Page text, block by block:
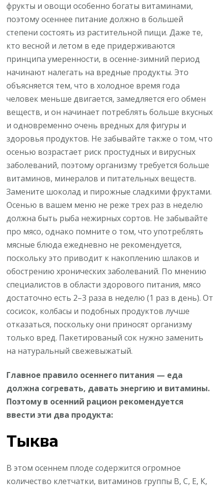
фрукты и овощи особенно богаты витаминами,
поэтому осеннее питание должно в большей
степени состоять из растительной пищи. Даже те,
кто весной и летом в еде придерживаются
принципа умеренности, в осенне-зимний период
начинают налегать на вредные продукты. Это
объясняется тем, что в холодное время года
человек меньше двигается, замедляется его обмен
веществ, и он начинает потреблять больше вкусных
и одновременно очень вредных для фигуры и
здоровья продуктов. Не забывайте также о том, что
осенью возрастает риск простудных и вирусных
заболеваний, поэтому организму требуется больше
витаминов, минералов и питательных веществ.
Замените шоколад и пирожные сладкими фруктами.
Осенью в вашем меню не реже трех раз в неделю
должна быть рыба нежирных сортов. Не забывайте
про мясо, однако помните о том, что употреблять
мясные блюда ежедневно не рекомендуется,
поскольку это приводит к накоплению шлаков и
обострению хронических заболеваний. По мнению
специалистов в области здорового питания, мясо
достаточно есть 2–3 раза в неделю (1 раз в день). От
сосисок, колбасы и подобных продуктов лучше
отказаться, поскольку они приносят организму
только вред. Пакетированый сок нужно заменить
на натуральный свежевыжатый.
Главное правило осеннего питания — еда
должна согревать, давать энергию и витамины.
Поэтому в осенний рацион рекомендуется
ввести эти два продукта:
Тыква
В этом осеннем плоде содержится огромное
количество клетчатки, витаминов группы В, С, Е, К,